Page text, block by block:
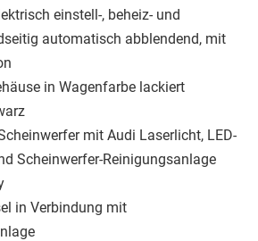
einstell-, beheiz- und
automatisch abblendend, mit
in Wagenfarbe lackiert
mit Audi Laserlicht, LED-
Scheinwerfer-Reinigungsanlage
in Verbindung mit